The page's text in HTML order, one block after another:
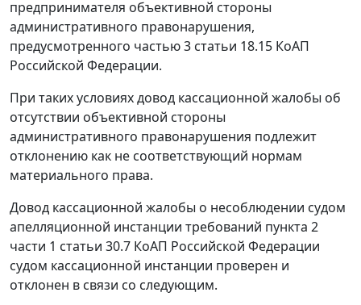
предпринимателя объективной стороны
административного правонарушения,
предусмотренного частью 3 статьи 18.15 КоАП
Российской Федерации.
При таких условиях довод кассационной жалобы об
отсутствии объективной стороны
административного правонарушения подлежит
отклонению как не соответствующий нормам
материального права.
Довод кассационной жалобы о несоблюдении судом
апелляционной инстанции требований пункта 2
части 1 статьи 30.7 КоАП Российской Федерации
судом кассационной инстанции проверен и
отклонен в связи со следующим.